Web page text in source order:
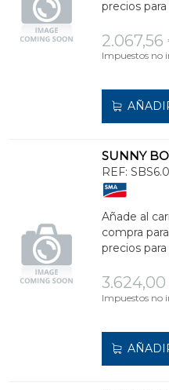
precios
2.067,56
Impuestos no
SUNNY
REF:
Añade al
compra
precios
Impuestos no